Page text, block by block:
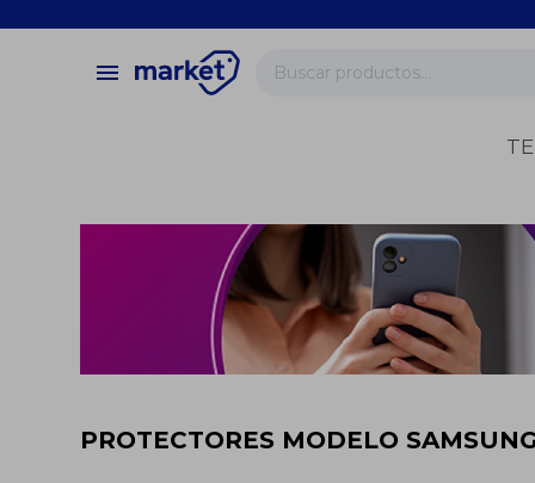
menu
PROTECTORES MODELO
close
store